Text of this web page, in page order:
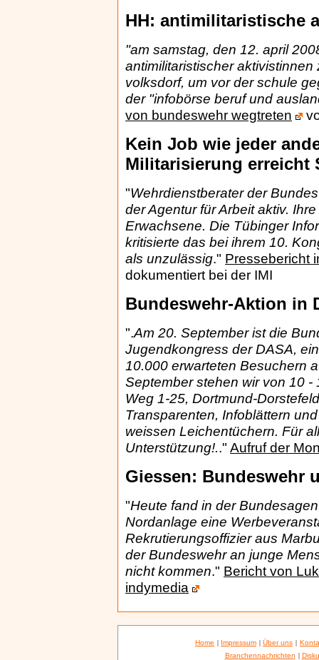
HH: antimilitaristische
"am samstag, den 12. april
antimilitaristischer
volksdorf, um vor der schule
der "infobörse beruf und
von bundeswehr wegtreten
Kein Job wie jeder
Militarisierung erreicht
"Wehrdienstberater der
der Agentur für Arbeit aktiv.
Erwachsene. Die Tübinger
kritisierte das bei ihrem 10.
als unzulässig." Pressebericht
dokumentiert bei der IMI
Bundeswehr-Aktion in
".Am 20. September ist die
Jugendkongress der DASA,
10.000 erwarteten Besuchern
September stehen wir von 10 -
Weg 1-25, Dortmund-
Transparenten, Infoblättern
weissen Leichentüchern. Für
Unterstützung!.." Aufruf der
Giessen: Bundeswehr
"Heute fand in der
Nordanlage eine
Rekrutierungsoffizier aus
der Bundeswehr an junge
nicht kommen." Bericht von
indymedia
Home | Impressum | Über uns |
Branchennachrichten |